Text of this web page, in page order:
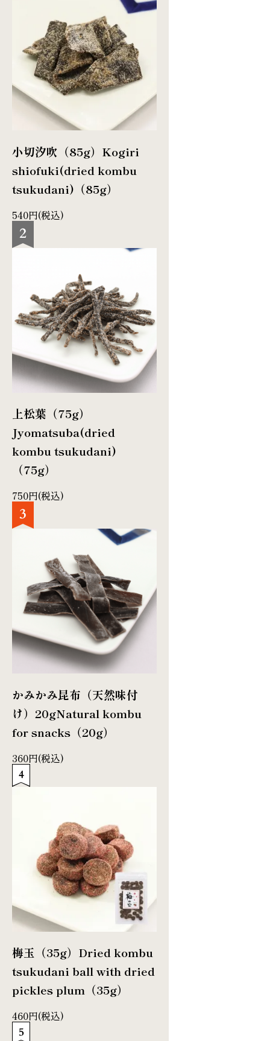
小切汐吹（85g） Kogiri
shiofuki(dried kombu
tsukudani)（85g）
540円(税込)
上松葉（75g）
Jyomatsuba(dried
kombu tsukudani)
（75g）
750円(税込)
かみかみ昆布（天然味付
け）20gNatural kombu
for snacks（20g）
360円(税込)
梅玉（35g） Dried kombu
tsukudani ball with dried
pickles plum（35g）
460円(税込)